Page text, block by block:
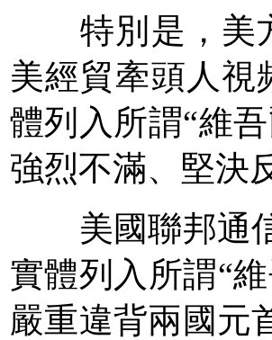
特別是，美方
美經貿牽頭人視
體列入所謂“維
強烈不滿、堅決
美國聯邦通信
實體列入所謂“
嚴重違背兩國元